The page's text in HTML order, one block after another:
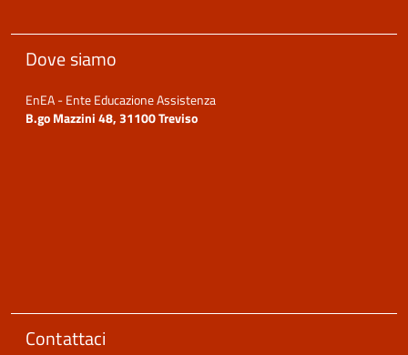
Dove siamo
EnEA - Ente Educazione Assistenza
B.go Mazzini 48, 31100 Treviso
Contattaci